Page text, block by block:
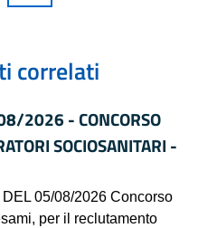
correlati
2026 - CONCORSO
SOCIOSANITARI -
05/08/2026 Concorso
per il reclutamento